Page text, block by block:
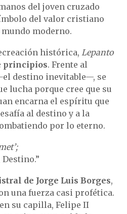
del joven cruzado
del valor cristiano
moderno.
histórica, Lepanto
principios. Frente al
destino inevitable—, se
lucha porque cree que su
encarna el espíritu que
al destino y a la
por lo eterno.
de Jorge Luis Borges,
una fuerza casi profética.
su capilla, Felipe II